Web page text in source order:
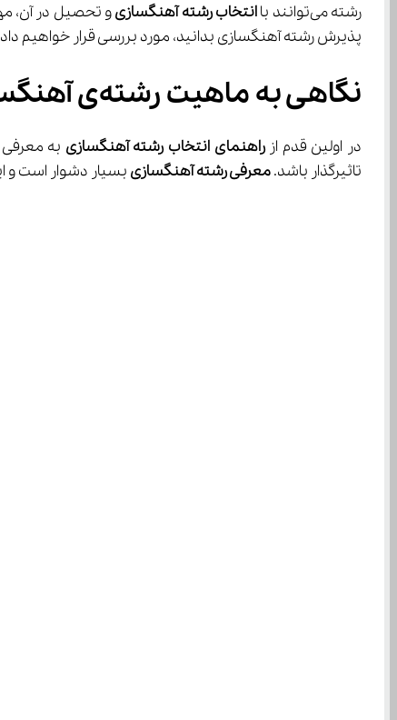
رشته می‌توانند با
انتخاب رشته آهنگسازی و تحصیل در آن،
پذیرش رشته آهنگسازی بدانید، مورد بررسی قرار خواهیم
نگاهی به ماهیت رشته‌ی آهنگسازی
در اولین قدم از راهنمای انتخاب رشته آهنگسازی
تاثیرگذار باشد. معرفی رشته آهنگسازی بسیار دشوار است و این رشته، دامنه‌ی فعالیت گسترده‌ای دارد به همین